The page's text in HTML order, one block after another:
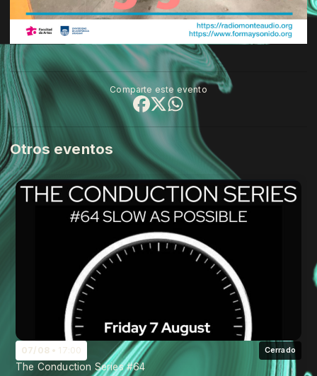
Otros eventos
07/08 17:00 Cerrado
The Conduction Series #64
Comparte este evento